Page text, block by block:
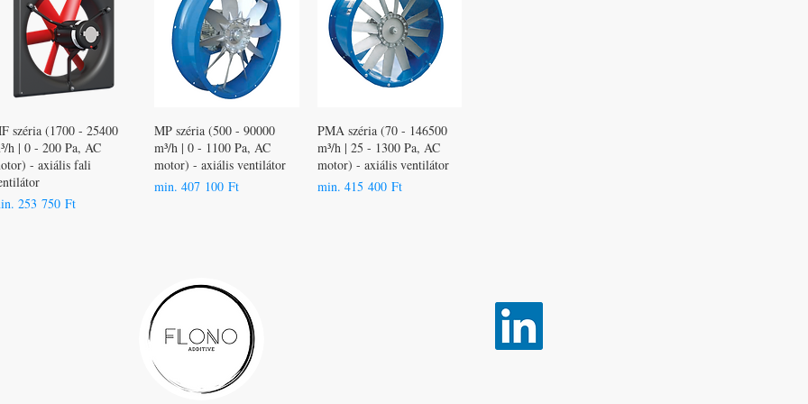
széria (1700 - 25400
h | 0 - 200 Pa, AC
- axiális fali
253 750 Ft
ár
MP széria (500 - 90000
m³/h | 0 - 1100 Pa, AC
motor) - axiális ventilátor
min. 407 100 Ft
Akciós ár
PMA széria (70 - 146500
m³/h | 25 - 1300 Pa, AC
motor) - axiális ventilátor
min. 415 400 Ft
Akciós ár